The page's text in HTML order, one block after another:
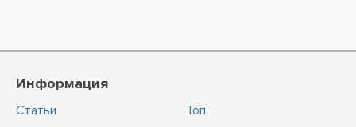
Информация
Статьи
Топ